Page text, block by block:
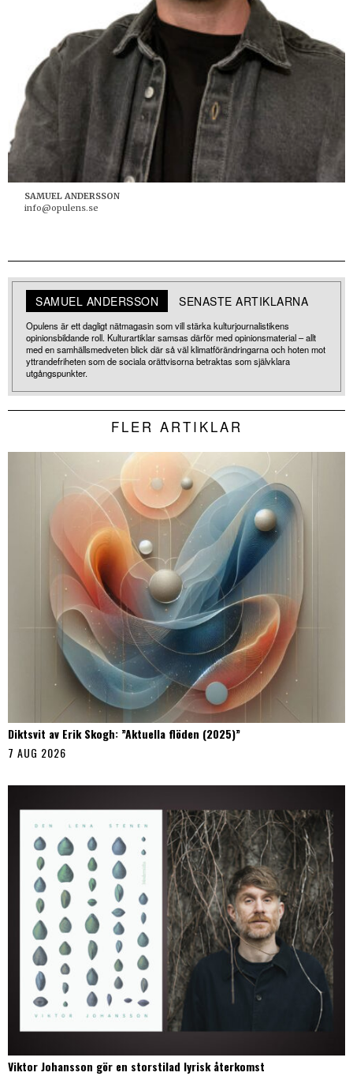
SAMUEL ANDERSSON
info@opulens.se
SAMUEL ANDERSSON SENASTE ARTIKLARNA
Opulens är ett dagligt nätmagasin som vill stärka kulturjournalistikens
opinionsbildande roll. Kulturartiklar samsas därför med opinionsmaterial – allt
med en samhällsmedveten blick där så väl klimatförändringarna och hoten mot
yttrandefriheten som de sociala orättvisorna betraktas som självklara
utgångspunkter.
FLER ARTIKLAR
Diktsvit av Erik Skogh: ”Aktuella flöden (2025)”
7 AUG 2026
Viktor Johansson gör en storstilad lyrisk återkomst